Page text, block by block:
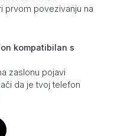
prvom povezivanju na
kompatibilan s
zaslonu pojavi
da je tvoj telefon